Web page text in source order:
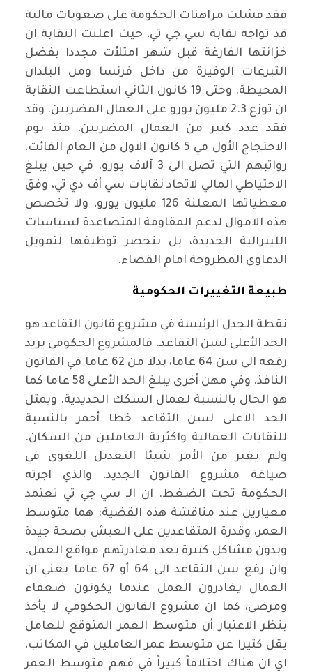
فقد فشلت مراهنات الحكومة على صعوبات مالية
قد تواجه نقابة سي جي تي، حيث اعلنت النقابة ان
خزانتها الفارغة قبل شهر امتلأت مجددا بفضل
التبرعات الوفيرة من داخل فرنسا ومن البلدان
المحيطة. وحتى 19 كانون الثاني استطاعت النقابة
ان توزع 2.3 مليون يورو على العمال المضربين. وقد
فقد عدد كبير من العمال المضربين، منذ يوم
الاحتجاج الأول في 5 كانون الاول من العام الفائت،
رواتبهم التي تصل الى 3 آلاف يورو. في حين يبلغ
الاحتياطي المالي لاتحاد نقابات سي أف دي تي، وفق
معطياتها المعلنة 126 مليون يورو، ولا تخصص
هذه الاموال لدعم المقاومة المتصاعدة لسياسات
الليبرالية الجديدة، بل ينحصر توظيفها لتمويل
الدعاوى المطروحة امام القضاء.
طبيعة التغييرات الحكومية
نقطة الجدل الرئيسة في مشروع قانون التقاعد هو
الحد الأعلى لسن التقاعد. فالمشروع الحكومي يريد
رفعه الى سن 64 عاما، بدلا من 62 عاما في القانون
النافذ. وفي مهن أخرى يبلغ الحد الأعلى 58 عاما كما
هو الحال بالنسبة لعمال السكك الحديدية. ويمثل
الحد الاعلى لسن التقاعد خطا أحمر بالنسبة
للنقابات العمالية واكثرية العاملين من السكان.
ولم يغير من الأمر شيئا التعديل اللغوي في
صياغة مشروع القانون الجديد، والذي اجرته
الحكومة تحت الضغط. ان الـ سي جي تي تعتمد
معيارين عند مناقشة هذه القضية: هما متوسط
العمر، وقدرة المتقاعدين على العيش بصحة جيدة
وبدون مشاكل كبيرة بعد مغادرتهم مواقع العمل.
وان رفع سن التقاعد الى 64 أو 67 عاما يعني ان
العمال يغادرون العمل عندما يكونون ضعفاء
ومرضى، كما ان مشروع القانون الحكومي لا يأخذ
بنظر الاعتبار أن متوسط العمر المتوقع للعامل
يقل كثيرا عن متوسط عمر العاملين في المكاتب،
اي ان هناك اختلافاً كبيراً في فهم متوسط العمر